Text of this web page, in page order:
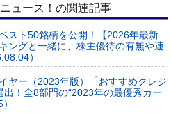
ュース！の関連記事
スト50銘柄を公開！【2026年最新
ングと一緒に、株主優待の有無や連
）
ヤー（2023年版）「おすすめクレジ
！全8部門の“2023年の最優秀カー